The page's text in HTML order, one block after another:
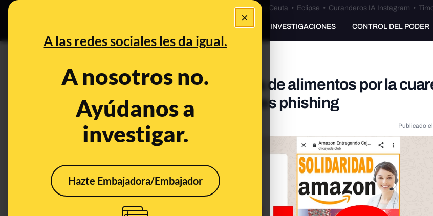
×
A las redes sociales les da igual.
A nosotros no.
Ayúdanos a
investigar.
Hazte Embajadora/Embajador
Especial Ceuta•Bulos Ceuta • Eclipse • Curanderos IA Instagram •
PREBUNKING INVESTIGACIONES CONTROL DEL PODER
No, esta oferta para recibir una caja de alimentos por la
del coronavirus no es de Amazon: es phishing
Publicado el